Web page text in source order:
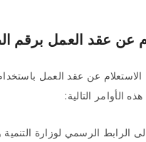
عن عقد العمل برقم
الاستعلام عن عقد العمل
الأوامر التالية:
الرابط الرسمي لوزارة التنمية